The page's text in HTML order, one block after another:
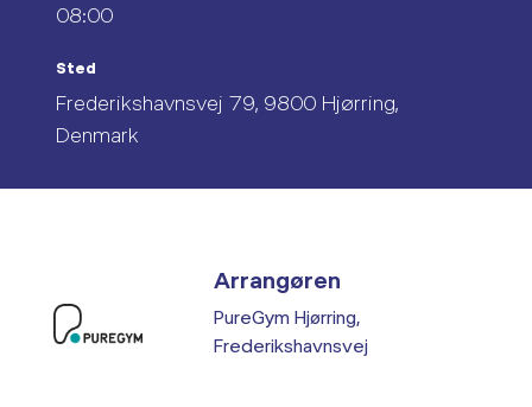
08:00
Sted
Frederikshavnsvej 79, 9800 Hjørring,
Denmark
Arrangøren
PureGym Hjørring,
Frederikshavnsvej